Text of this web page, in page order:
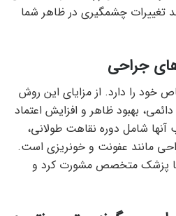
تغییرات چشمگیری در ظاهر شما
جراحی
خود را دارد. از مزایای این روش
بهبود ظاهر و افزایش اعتماد
آنها شامل دوره نقاهت طولانی،
مانند عفونت و خونریزی است.
با پزشک متخصص مشورت کرد و